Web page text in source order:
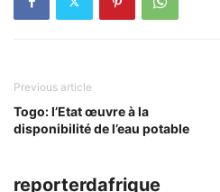
Previous article
Togo: l’Etat œuvre à la
disponibilité de l’eau potable
reporterdafrique